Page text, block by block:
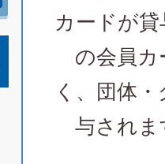
カードが
の会員カ
く、団体
与されま